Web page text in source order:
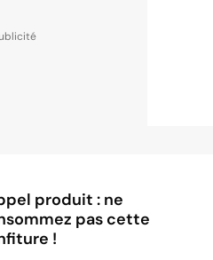
produit : ne
pas cette
!